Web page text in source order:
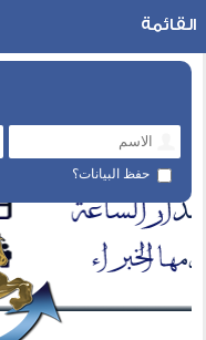
حفظ البيانات؟
القائمة